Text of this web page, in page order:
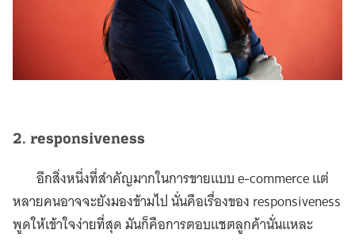
2. responsiveness
อีกสิ่งหนึ่งที่สำคัญมากในการขายแบบ e-commerce แต่
หลายคนอาจจะยังมองข้ามไป นั่นคือเรื่องของ responsiveness
พูดให้เข้าใจง่ายที่สุด มันก็คือการตอบแชตลูกค้านั่นแหละ